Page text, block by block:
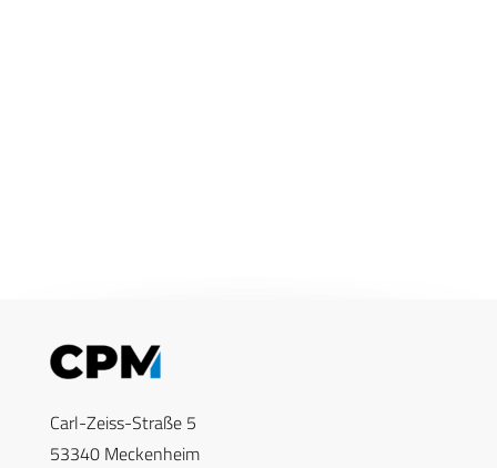
Carl-Zeiss-Straße 5
53340 Meckenheim